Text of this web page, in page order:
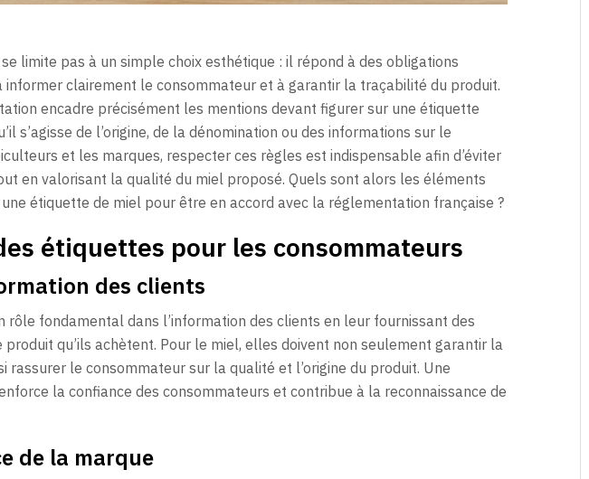
se limite pas à un simple choix esthétique : il répond à des obligations
informer clairement le consommateur et à garantir la traçabilité du produit.
encadre précisément les mentions devant figurer sur une étiquette
s’agisse de l’origine, de la dénomination ou des informations sur le
et les marques, respecter ces règles est indispensable afin d’éviter
en valorisant la qualité du miel proposé. Quels sont alors les éléments
étiquette de miel pour être en accord avec la réglementation française ?
étiquettes pour les consommateurs
des clients
rôle fondamental dans l’information des clients en leur fournissant des
qu’ils achètent. Pour le miel, elles doivent non seulement garantir la
rassurer le consommateur sur la qualité et l’origine du produit. Une
la confiance des consommateurs et contribue à la reconnaissance de
de la marque